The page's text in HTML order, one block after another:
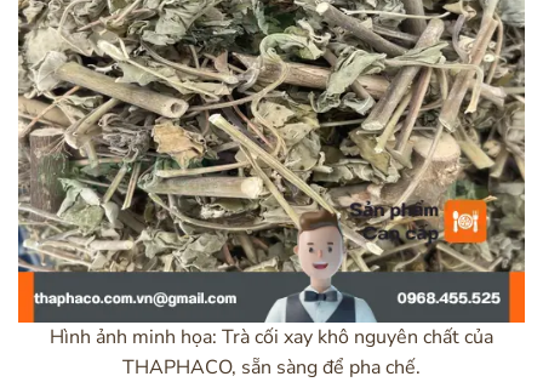
Hình ảnh minh họa: Trà cối xay khô nguyên chất của
THAPHACO, sẵn sàng để pha chế.